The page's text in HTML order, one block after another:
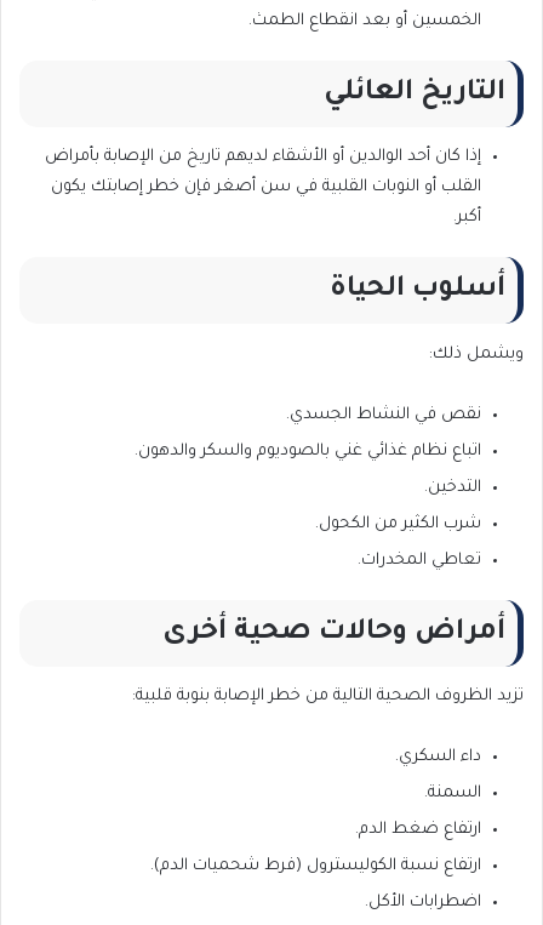
الخمسين أو بعد انقطاع الطمث.
التاريخ العائلي
إذا كان أحد الوالدين أو الأشقاء لديهم تاريخ من الإصابة بأمراض
القلب أو النوبات القلبية في سن أصغر فإن خطر إصابتك يكون
أكبر.
أسلوب الحياة
ويشمل ذلك:
نقص في النشاط الجسدي.
اتباع نظام غذائي غني بالصوديوم والسكر والدهون.
التدخين.
شرب الكثير من الكحول.
تعاطي المخدرات.
أمراض وحالات صحية أخرى
تزيد الظروف الصحية التالية من خطر الإصابة بنوبة قلبية:
داء السكري.
السمنة.
ارتفاع ضغط الدم.
ارتفاع نسبة الكوليسترول (فرط شحميات الدم).
اضطرابات الأكل.